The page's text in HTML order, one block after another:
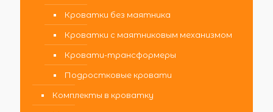
Кроватки без маятника
Кроватки с маятниковым механизмом
Кровати-трансформеры
Подростковые кровати
Комплекты в кроватку